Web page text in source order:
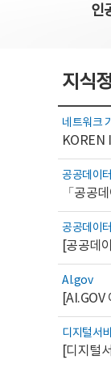
인
지식
네트워크
KOREN
공공데이
「공공
공공데이
[공공데
AI.gov
디지털서